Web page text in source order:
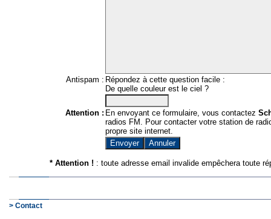
Antispam : Répondez à cette question facile :
De quelle couleur est le ciel ?
Attention : En envoyant ce formulaire, vous contactez
radios FM. Pour contacter votre station de
propre site internet.
* Attention ! : toute adresse email invalide empêchera toute
> Contact